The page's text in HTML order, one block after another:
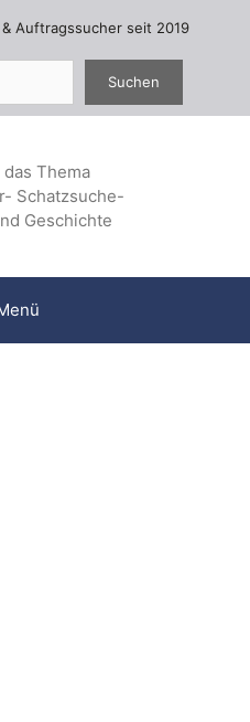
Auftragssucher seit 2019
Suchen
Thema
Schatzsuche-
Geschichte